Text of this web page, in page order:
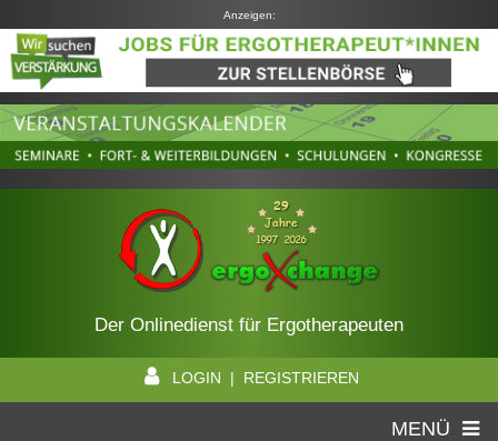
Anzeigen:
Der Onlinedienst für Ergotherapeuten
LOGIN | REGISTRIEREN
MENÜ